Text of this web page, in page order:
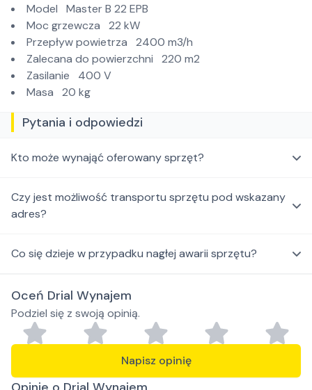
Model Master B 22 EPB
Moc grzewcza 22 kW
Przepływ powietrza 2400 m3/h
Zalecana do powierzchni 220 m2
Zasilanie 400 V
Masa 20 kg
Pytania i odpowiedzi
Kto może wynająć oferowany sprzęt?
Czy jest możliwość transportu sprzętu pod wskazany
adres?
Co się dzieje w przypadku nagłej awarii sprzętu?
Oceń Drial Wynajem
Podziel się z swoją opinią.
Napisz opinię